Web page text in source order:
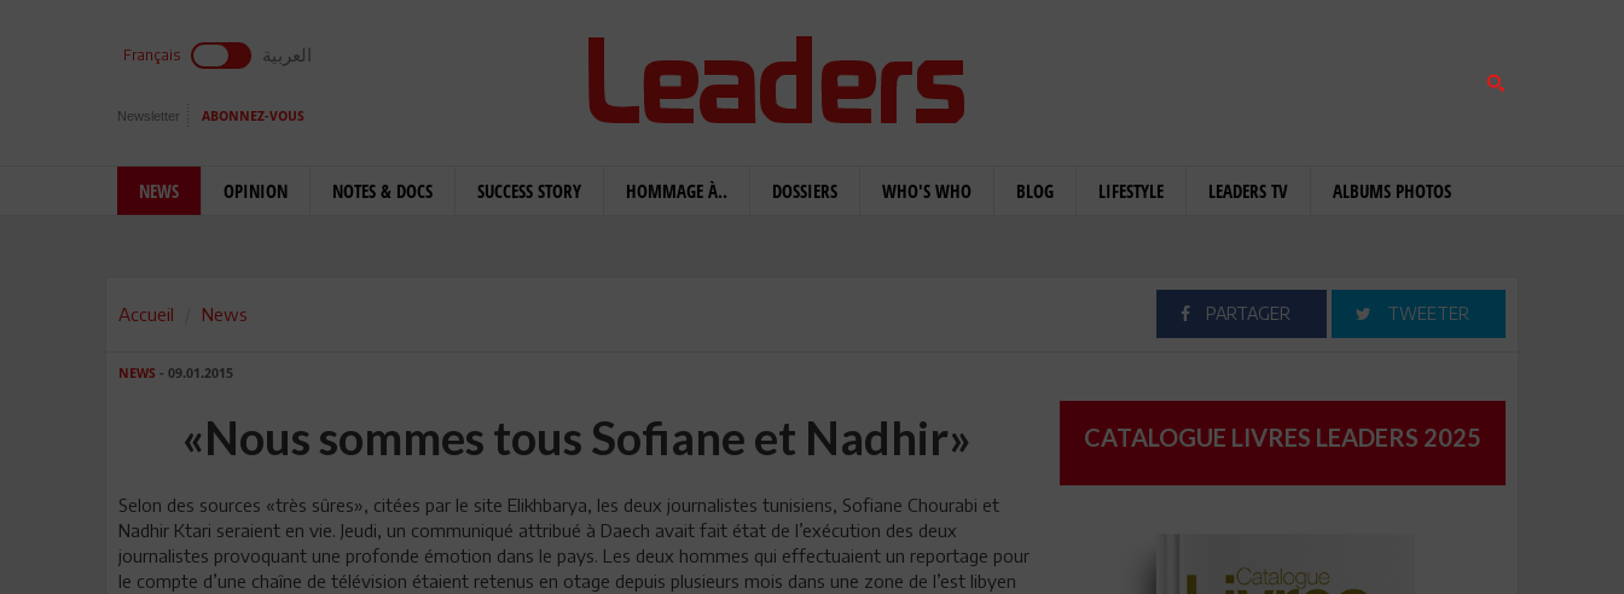
Français العربية
Newsletter ABONNEZ-VOUS
NEWS OPINION NOTES & DOCS SUCCESS STORY HOMMAGE À.. DOSSIERS WHO'S WHO BLOG LIFESTYLE LEADERS TV ALBUMS PHOTOS
Accueil News PARTAGER TWEETER
NEWS - 09.01.2015
«Nous sommes tous Sofiane et Nadhir»
Selon des sources «très sûres», citées par le site Elikhbarya, les deux journalistes tunisiens, Sofiane Chourabi et
Nadhir Ktari seraient en vie. Jeudi, un communiqué attribué à Daech avait fait état de l’exécution des deux
journalistes provoquant une profonde émotion dans le pays. Les deux hommes qui effectuaient un reportage pour
le compte d’une chaîne de télévision étaient retenus en otage depuis plusieurs mois dans une zone de l’est libyen
CATALOGUE LIVRES LEADERS 2025